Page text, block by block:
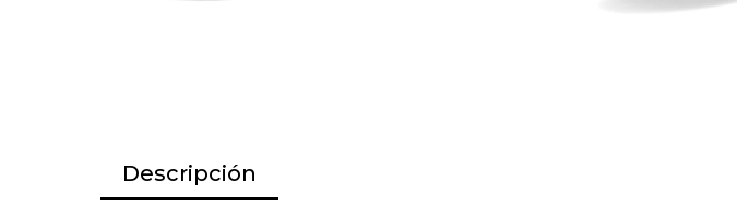
Descripción